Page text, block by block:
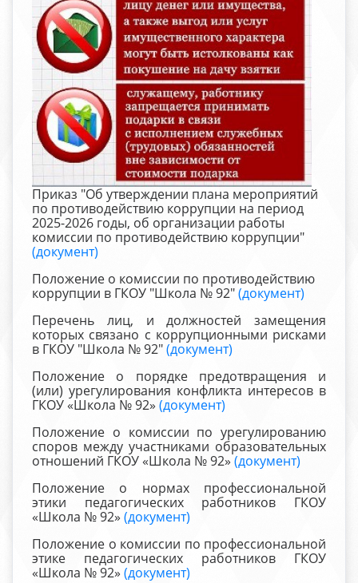
Приказ "Об утверждении плана мероприятий
по противодействию коррупции на период
2025-2026 годы, об организации работы
комиссии по противодействию коррупции"
(документ)
Положение о комиссии по противодействию
коррупции в ГКОУ "Школа № 92"(документ)
Перечень лиц, и должностей замещения
которых связано с коррупционными рисками
в ГКОУ "Школа № 92"(документ)
Положение о порядке предотвращения и
(или) урегулирования конфликта интересов в
ГКОУ «Школа № 92» (документ)
Положение о комиссии по урегулированию
споров между участниками образовательных
отношений ГКОУ «Школа № 92» (документ)
Положение о нормах профессиональной
этики педагогических работников ГКОУ
«Школа № 92» (документ)
Положение о комиссии по профессиональной
этике педагогических работников ГКОУ
«Школа № 92» (документ)